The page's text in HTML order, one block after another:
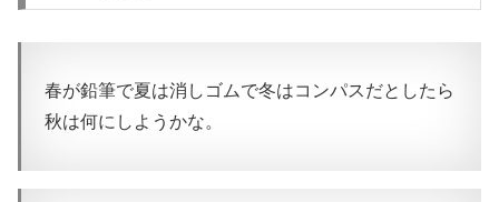
春が鉛筆で夏は消しゴムで冬はコンパスだとしたら
秋は何にしようかな。